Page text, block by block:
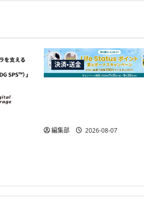
決済・送金
編集部 2026-08-07